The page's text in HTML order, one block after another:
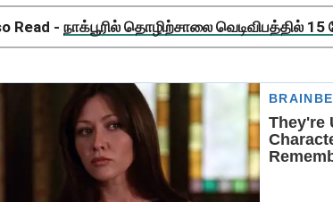
Read - நாக்பூரில் தொழிற்சாலை வெடிவிபத்தில் 15